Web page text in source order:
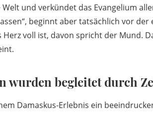
und verkündet das Evangelium
beginnt aber tatsächlich vor
Herz voll ist, davon spricht der Mund.
wurden begleitet durch
Damaskus-Erlebnis ein